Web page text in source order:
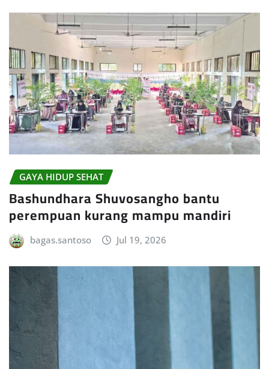
GAYA HIDUP SEHAT
Bashundhara Shuvosangho bantu
perempuan kurang mampu mandiri
bagas.santoso Jul 19, 2026